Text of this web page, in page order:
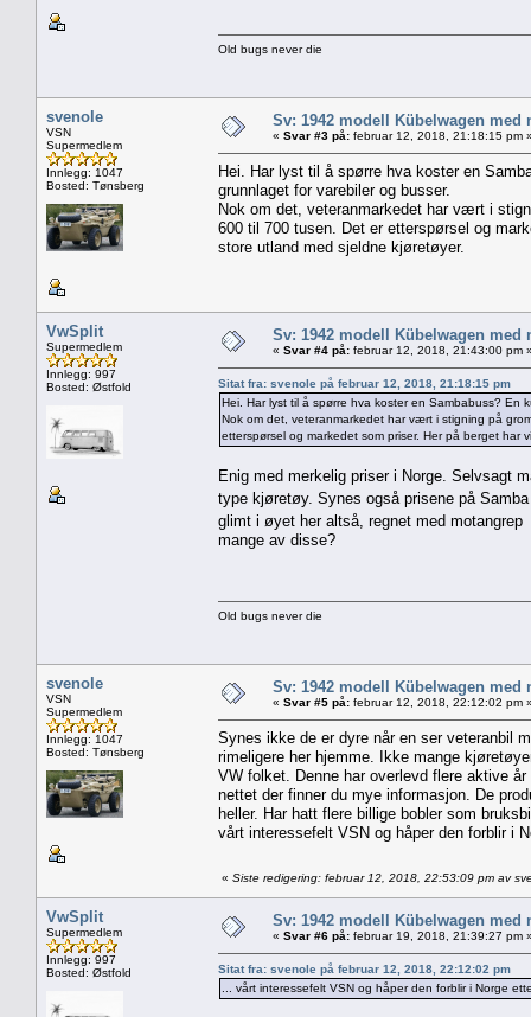
Old bugs never die
svenole
VSN
Supermedlem
Innlegg: 1047
Bosted: Tønsberg
Sv: 1942 modell Kübelwagen
« Svar #3 på: februar 12, 2018, 21:18:15 pm
Hei. Har lyst til å spørre hva koster en
grunnlaget for varebiler og busser.
Nok om det, veteranmarkedet har vært i
600 til 700 tusen. Det er etterspørsel og
store utland med sjeldne kjøretøyer.
VwSplit
Supermedlem
Innlegg: 997
Bosted: Østfold
Sv: 1942 modell Kübelwagen
« Svar #4 på: februar 12, 2018, 21:43:00 pm
Sitat fra: svenole på februar 12, 2018, 21:18:15 pm
Hei. Har lyst til å spørre hva koster en Sambabuss? En
Nok om det, veteranmarkedet har vært i stigning på
etterspørsel og markedet som priser. Her på berget har
Enig med merkelig priser i Norge. Selvsagt
type kjøretøy. Synes også prisene på
glimt i øyet her altså, regnet med motangrep
mange av disse?
Old bugs never die
svenole
VSN
Supermedlem
Innlegg: 1047
Bosted: Tønsberg
Sv: 1942 modell Kübelwagen
« Svar #5 på: februar 12, 2018, 22:12:02 pm
Synes ikke de er dyre når en ser veteranbil
rimeligere her hjemme. Ikke mange
VW folket. Denne har overlevd flere aktive
nettet der finner du mye informasjon. De
heller. Har hatt flere billige bobler som
vårt interessefelt VSN og håper den forblir i
« Siste redigering: februar 12, 2018, 22:53:09 pm av
VwSplit
Supermedlem
Innlegg: 997
Bosted: Østfold
Sv: 1942 modell Kübelwagen
« Svar #6 på: februar 19, 2018, 21:39:27 pm
Sitat fra: svenole på februar 12, 2018, 22:12:02 pm
... vårt interessefelt VSN og håper den forblir i Norge